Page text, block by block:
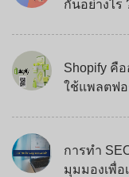
กันอย่างไร
Shopify คื
ใช้แพลตฟ
การทำ
มุมมองเพื่อ